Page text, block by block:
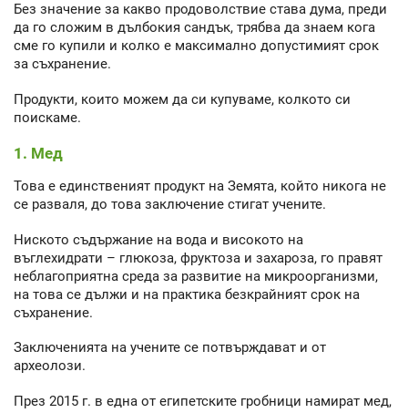
Без значение за какво продоволствие става дума, преди
да го сложим в дълбокия сандък, трябва да знаем кога
сме го купили и колко е максимално допустимият срок
за съхранение.
Продукти, които можем да си купуваме, колкото си
поискаме.
1. Мед
Това е единственият продукт на Земята, който никога не
се разваля, до това заключение стигат учените.
Ниското съдържание на вода и високото на
въглехидрати – глюкоза, фруктоза и захароза, го правят
неблагоприятна среда за развитие на микроорганизми,
на това се дължи и на практика безкрайният срок на
съхранение.
Заключенията на учените се потвърждават и от
археолози.
През 2015 г. в една от египетските гробници намират мед,